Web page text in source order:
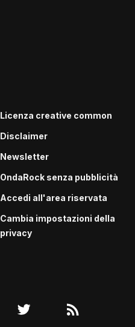
Licenza creative common
Disclaimer
Newsletter
OndaRock senza pubblicità
Accedi all'area riservata
Cambia impostazioni della
privacy